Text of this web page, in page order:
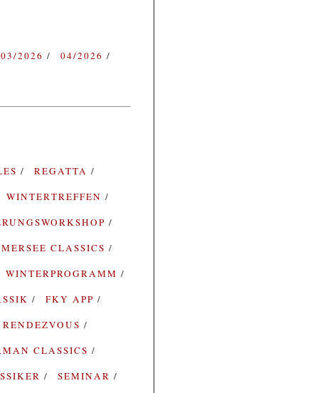
03/2026
04/2026
REGATTA
WINTERTREFFEN
CLASSICS
WINTERPROGRAMM
FKY APP
RENDEZVOUS
CLASSICS
SEMINAR